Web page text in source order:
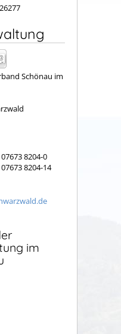
Schönau im
07673 8204-0
07673 8204-14
im